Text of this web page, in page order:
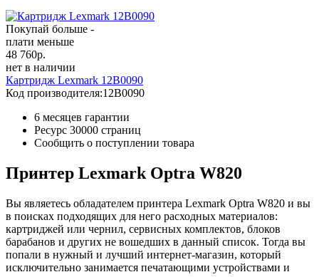
Покупай больше -
плати меньше
48 760р.
нет в наличии
Картридж Lexmark 12B0090
Код производителя:12B0090
6 месяцев гарантии
Ресурс 30000 страниц
Сообщить о поступлении товара
Принтер Lexmark Optra W820
Вы являетесь обладателем принтера Lexmark Optra W820 и вы
в поисках подходящих для него расходных материалов:
картриджей или чернил, сервисных комплектов, блоков
барабанов и других не вошедших в данный список. Тогда вы
попали в нужный и лучший интернет-магазин, который
исключительно занимается печатающими устройствами и